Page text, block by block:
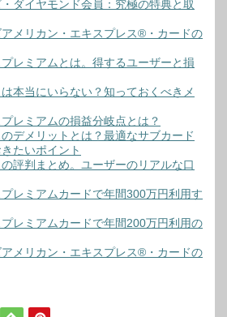
ダイヤモンド会員：究極の特典と取
メリカン・エキスプレス®・カードの
レミアムとは。得するユーザーと損
本当にいらない？知っておくべきメ
レミアムの損益分岐点とは？
デメリットとは？最適なサブカード
たいポイント
評判まとめ。ユーザーのリアルな口
レミアムカードで年間300万円利用す
レミアムカードで年間200万円利用の
メリカン・エキスプレス®・カードの